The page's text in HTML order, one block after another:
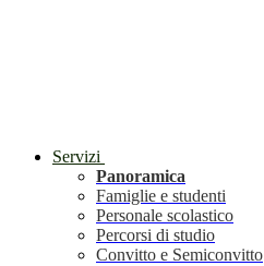
Servizi
Panoramica
Famiglie e studenti
Personale scolastico
Percorsi di studio
Convitto e Semiconvitto